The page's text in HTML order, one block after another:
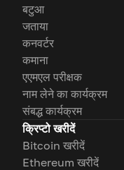
बटुआ
जताया
कनवर्टर
कमाना
एएमएल परीक्षक
नाम लेने का कार्यक्रम
संबद्ध कार्यक्रम
क्रिप्टो खरीदें
Bitcoin खरीदें
Ethereum खरीदें